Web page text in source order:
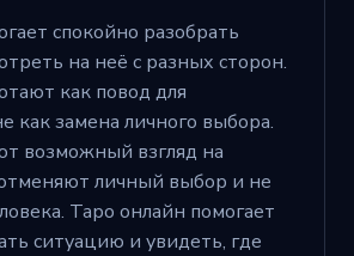
спокойно разобрать
на неё с разных сторон.
как повод для
как замена личного выбора.
возможный взгляд на
личный выбор и не
Таро онлайн помогает
ситуацию и увидеть, где